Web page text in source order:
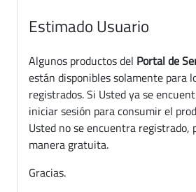
Estimado Usuario
Algunos productos del Portal de
están disponibles solamente para
registrados. Si Usted ya se
iniciar sesión para consumir el
Usted no se encuentra registrado,
manera gratuita.
Gracias.